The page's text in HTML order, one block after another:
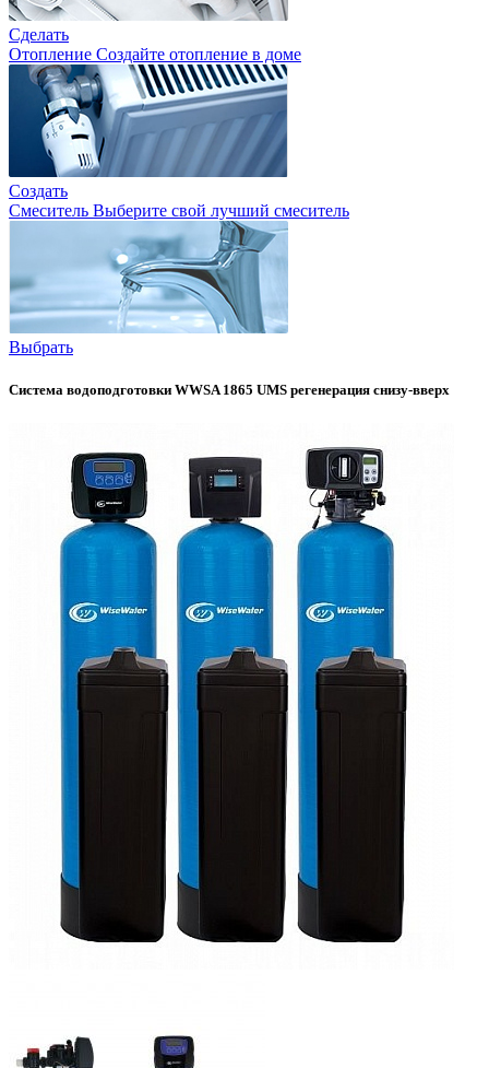
Сделать
Отопление Создайте отопление в доме
Создать
Смеситель Выберите свой лучший смеситель
Выбрать
Система водоподготовки WWSA 1865 UMS регенерация снизу-вверх